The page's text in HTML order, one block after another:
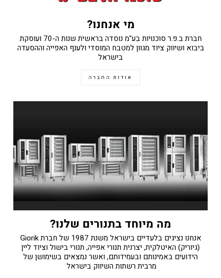
מי אנחנו?
חברת ב.פ.ר סוכנויות בע"מ נוסדה בראשית שנות ה-70 ועוסקת
ביבוא ושיווק ציוד מגוון למטבח המוסדי ולענף האפייה וההסעדה
בישראל
אודות החברה
מה מיוחד בתנורים שלנו?
אנחנו נציגים בלעדיים בישראל משנת 1987 של חברת Giorik
(גיוריק) האיטלקית, יצרנית תנורי אפייה, תנורי בישול וציוד ליין
הידועים באמינותם ובעמידותם, ואשר נמצאים בשימושן של
מרבית רשתות השיווק בישראל